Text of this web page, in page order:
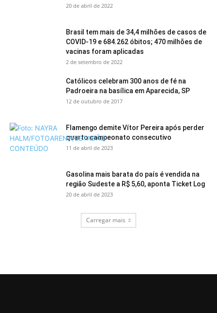
20 de abril de 2022
Brasil tem mais de 34,4 milhões de casos de
COVID-19 e 684.262 óbitos; 470 milhões de
vacinas foram aplicadas
2 de setembro de 2022
Católicos celebram 300 anos de fé na
Padroeira na basílica em Aparecida, SP
12 de outubro de 2017
Flamengo demite Vítor Pereira após perder
quarto campeonato consecutivo
11 de abril de 2023
Gasolina mais barata do país é vendida na
região Sudeste a R$ 5,60, aponta Ticket Log
20 de abril de 2023
Carregar mais